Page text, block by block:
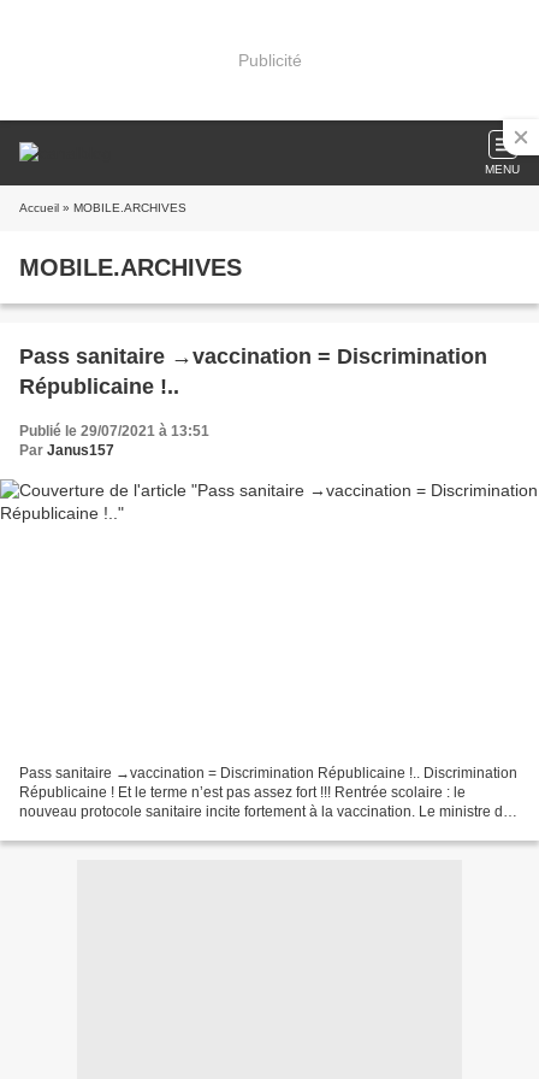
Publicité
MENU
Accueil » MOBILE.ARCHIVES
MOBILE.ARCHIVES
Pass sanitaire →vaccination = Discrimination
Républicaine !..
Publié le 29/07/2021 à 13:51
Par Janus157
Pass sanitaire →vaccination = Discrimination Républicaine !.. Discrimination
Républicaine ! Et le terme n’est pas assez fort !!! Rentrée scolaire : le
nouveau protocole sanitaire incite fortement à la vaccination. Le ministre de